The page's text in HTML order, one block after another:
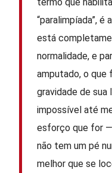
termo que
“paralimpíada”, é
está
normalidade, e
amputado, o que
gravidade de sua
impossível até
esforço que for —
não tem um pé
melhor que se